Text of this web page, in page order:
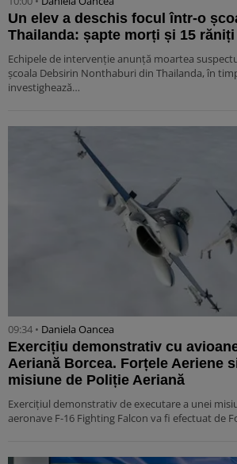
Un elev a deschis focul într-o
Thailanda: șapte morți și 15 răniți
Echipele de intervenție anunță moartea
școala Debsirin Nonthaburi din Thailanda, în
investighează…
09:34 • Daniela Oancea
Exercițiu demonstrativ cu
Aeriană Borcea. Forțele Aeriene
misiune de Poliție Aeriană
Exercițiul demonstrativ de executare a unei
aeronave F-16 Fighting Falcon va fi efectuat de